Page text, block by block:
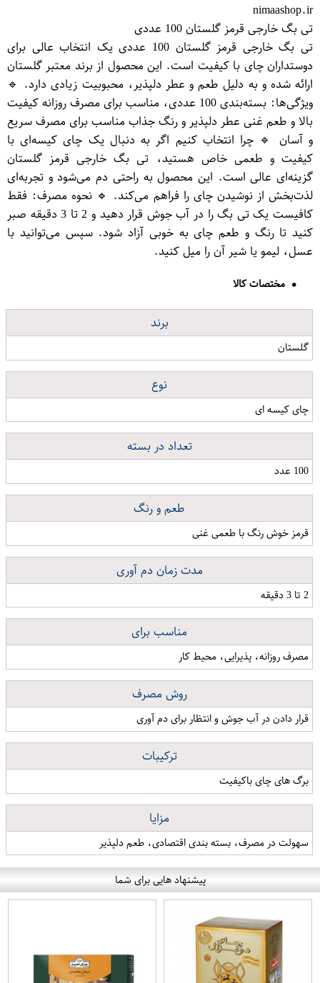
nimaashop.ir
تی بگ خارجی قرمز گلستان 100 عددی
تی بگ خارجی قرمز گلستان 100 عددی یک انتخاب عالی برای
دوستداران چای با کیفیت است. این محصول از برند معتبر گلستان
ارائه شده و به دلیل طعم و عطر دلپذیر، محبوبیت زیادی دارد. 🔹
ویژگی‌ها: بسته‌بندی 100 عددی، مناسب برای مصرف روزانه کیفیت
بالا و طعم غنی عطر دلپذیر و رنگ جذاب مناسب برای مصرف سریع
و آسان 🔹 چرا انتخاب کنیم اگر به دنبال یک چای کیسه‌ای با
کیفیت و طعمی خاص هستید، تی بگ خارجی قرمز گلستان
گزینه‌ای عالی است. این محصول به راحتی دم می‌شود و تجربه‌ای
لذت‌بخش از نوشیدن چای را فراهم می‌کند. 🔹 نحوه مصرف: فقط
کافیست یک تی بگ را در آب جوش قرار دهید و 2 تا 3 دقیقه صبر
کنید تا رنگ و طعم چای به خوبی آزاد شود. سپس می‌توانید با
عسل، لیمو یا شیر آن را میل کنید.
مختصات کالا
برند
گلستان
نوع
چای کیسه ای
تعداد در بسته
100 عدد
طعم و رنگ
قرمز خوش رنگ با طعمی غنی
مدت زمان دم آوری
2 تا 3 دقیقه
مناسب برای
مصرف روزانه، پذیرایی، محیط کار
روش مصرف
قرار دادن در آب جوش و انتظار برای دم آوری
ترکیبات
برگ های چای باکیفیت
مزایا
سهولت در مصرف، بسته بندی اقتصادی، طعم دلپذیر
پیشنهاد هایی برای شما